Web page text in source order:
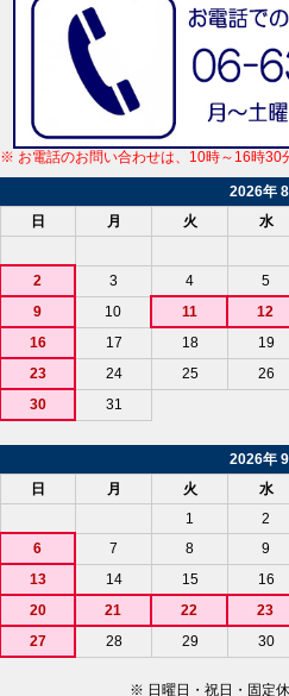
※ お電話のお問い合わせは、10時～16時30
2026年
日
月 火 水
2
3 4 5
9
10 11 12
16
17 18 19
23
24 25 26
30
31
2026年 9
日
月 火 水
1
2
6
7 8 9
13
14 15 16
20
21 22 23
27
28 29 30
※ 日曜日・祝日・固定